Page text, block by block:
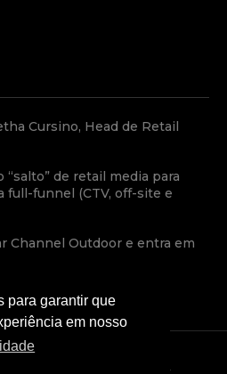
Cursino, Head de Retail
“salto” de retail media para
full-funnel (CTV, off-site e
Channel Outdoor e entra em
para garantir que
em nosso